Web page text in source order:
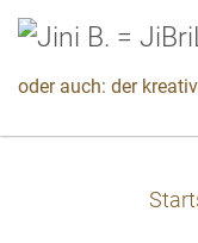
oder auch: der